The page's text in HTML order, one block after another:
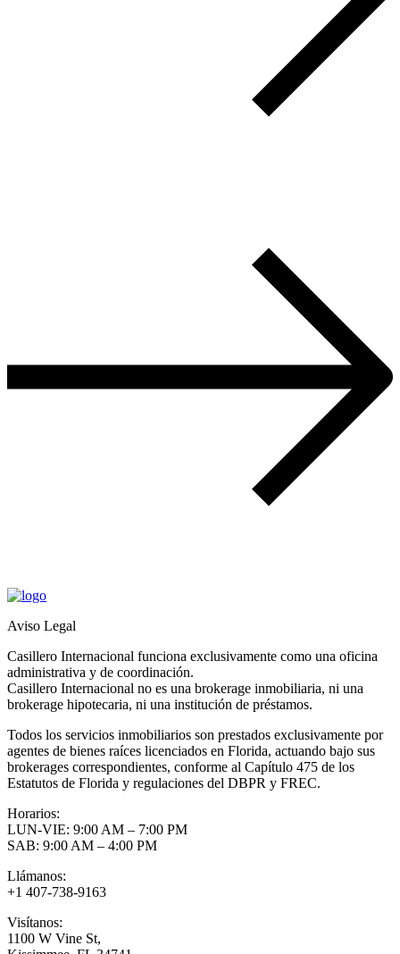
Aviso Legal
Casillero Internacional funciona exclusivamente como una oficina
administrativa y de coordinación.
Casillero Internacional no es una brokerage inmobiliaria, ni una
brokerage hipotecaria, ni una institución de préstamos.
Todos los servicios inmobiliarios son prestados exclusivamente por
agentes de bienes raíces licenciados en Florida, actuando bajo sus
brokerages correspondientes, conforme al Capítulo 475 de los
Estatutos de Florida y regulaciones del DBPR y FREC.
Horarios:
LUN-VIE: 9:00 AM – 7:00 PM
SAB: 9:00 AM – 4:00 PM
Llámanos:
+1 407-738-9163
Visítanos:
1100 W Vine St,